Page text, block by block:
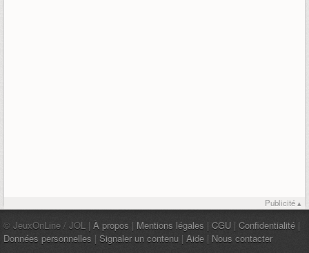
Publicité ▴
© JeuxOnLine / JOL | À propos | Mentions légales | CGU | Confidentialité |
Données personnelles | Signaler un contenu | Aide | Nous contacter